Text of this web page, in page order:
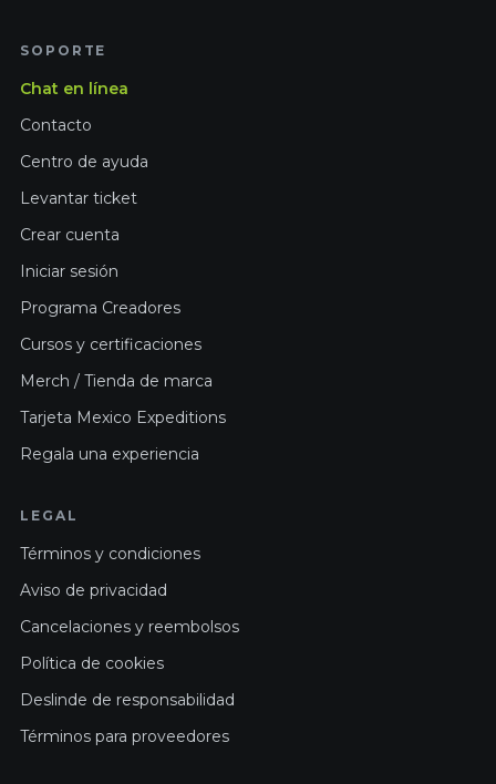
SOPORTE
Chat en línea
Contacto
Centro de ayuda
Levantar ticket
Crear cuenta
Iniciar sesión
Programa Creadores
Cursos y certificaciones
Merch / Tienda de marca
Tarjeta Mexico Expeditions
Regala una experiencia
LEGAL
Términos y condiciones
Aviso de privacidad
Cancelaciones y reembolsos
Política de cookies
Deslinde de responsabilidad
Términos para proveedores